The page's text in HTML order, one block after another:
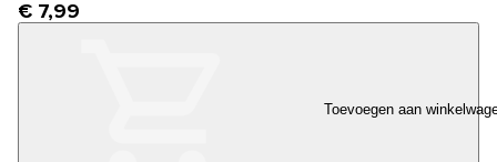
€ 7,99
Toevoegen aan